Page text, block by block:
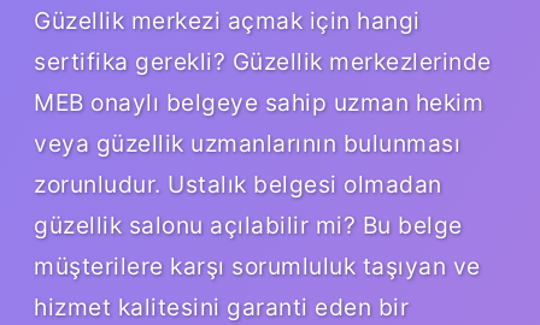
Güzellik merkezi açmak için hangi
sertifika gerekli? Güzellik merkezlerinde
MEB onaylı belgeye sahip uzman hekim
veya güzellik uzmanlarının bulunması
zorunludur. Ustalık belgesi olmadan
güzellik salonu açılabilir mi? Bu belge
müşterilere karşı sorumluluk taşıyan ve
hizmet kalitesini garanti eden bir